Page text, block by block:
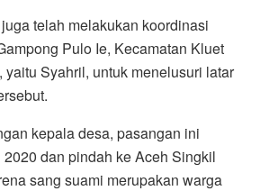
telah melakukan koordinasi
Pulo Ie, Kecamatan Kluet
yaitu Syahril, untuk menelusuri latar
kepala desa, pasangan ini
dan pindah ke Aceh Singkil
sang suami merupakan warga